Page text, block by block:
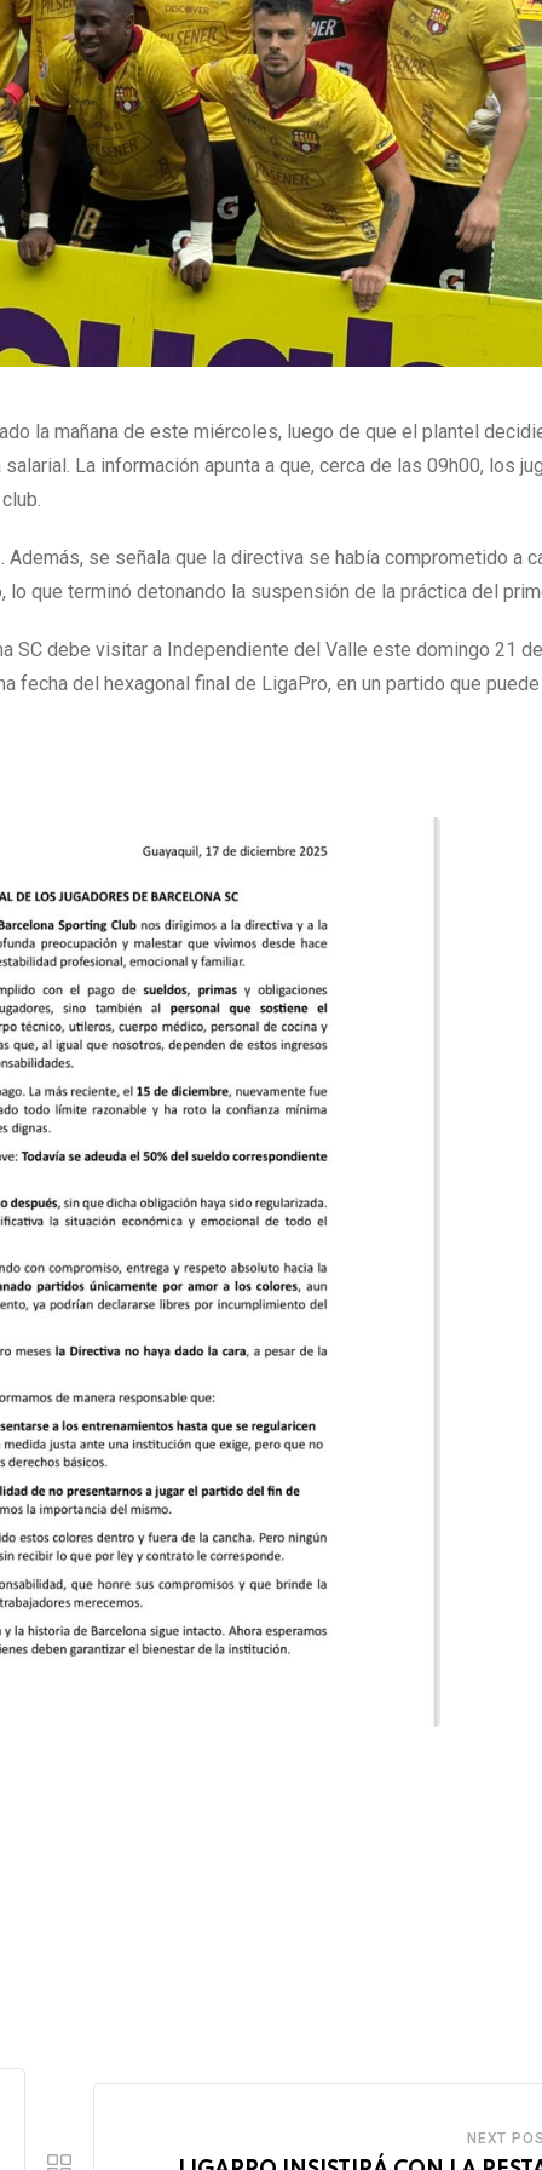
la mañana de este miércoles, luego de que el plantel
La información apunta a que, cerca de las 09h00, los
se señala que la directiva se había comprometido a
que terminó detonando la suspensión de la práctica del
SC debe visitar a Independiente del Valle este domingo 21 de
fecha del hexagonal final de LigaPro, en un partido que
NEXT